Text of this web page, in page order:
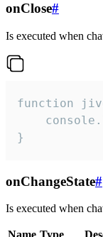
onClose#
Is executed when
function
}
onChangeState#
Is executed when